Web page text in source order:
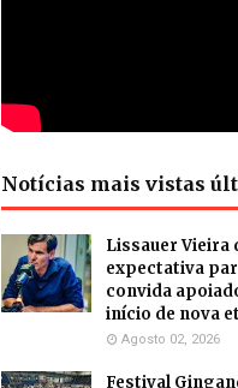
Notícias mais vistas
Lissauer Vieira
expectativa
convida
início de nova
Agosto 02, 2026
Festival